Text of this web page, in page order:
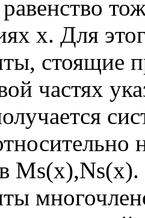
х. Для
стоящие
частях
Мs(х),Ns(x).